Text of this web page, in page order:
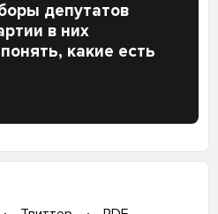
депутатов
в них
какие есть